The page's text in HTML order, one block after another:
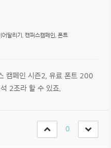
어달리기 캔퍼스캠페인
폰트
캠페인 시즌2, 유료 폰트 200
2조라 할 수 있죠.
0